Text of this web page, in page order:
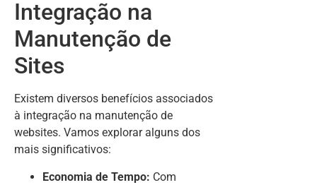
Integração na
Manutenção de
Sites
Existem diversos benefícios associados
à integração na manutenção de
websites. Vamos explorar alguns dos
mais significativos:
Economia de Tempo: Com